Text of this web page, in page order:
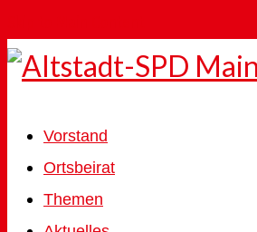
Vorstand
Ortsbeirat
Themen